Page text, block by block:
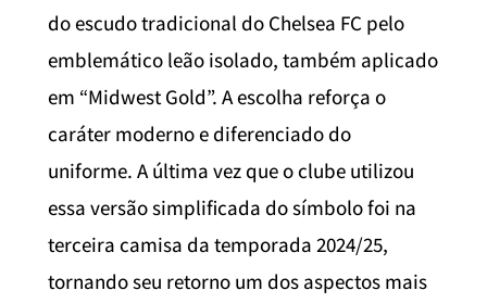
do escudo tradicional do Chelsea FC pelo
emblemático leão isolado, também aplicado
em “Midwest Gold”. A escolha reforça o
caráter moderno e diferenciado do
uniforme. A última vez que o clube utilizou
essa versão simplificada do símbolo foi na
terceira camisa da temporada 2024/25,
tornando seu retorno um dos aspectos mais